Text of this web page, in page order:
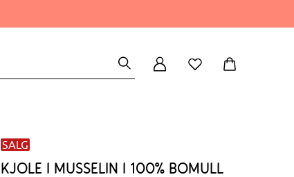
SALG
Kjole i musselin i 100% bomull